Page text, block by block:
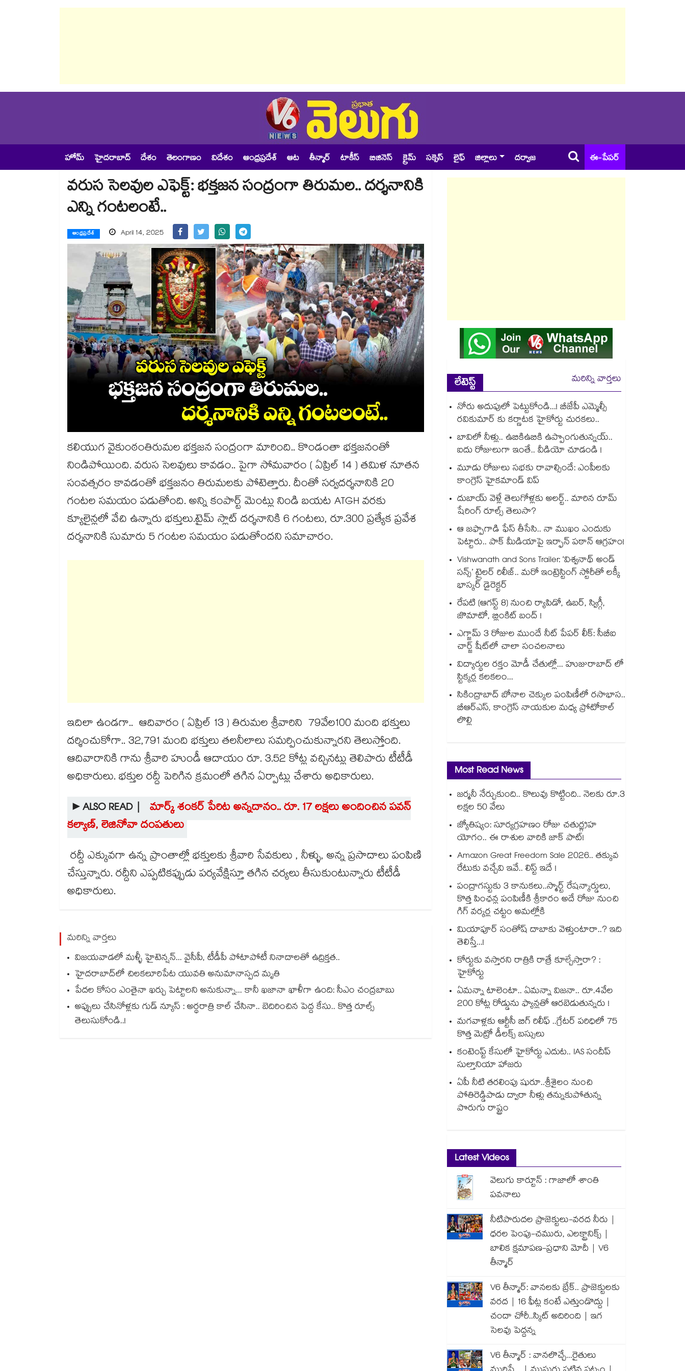
హోమ్ హైదరాబాద్ దేశం తెలంగాణం విదేశం ఆంధ్రప్రదేశ్ ఆట తీన్మార్ టాకీస్ బిజినెస్ క్రైమ్ సక్సెస్ లైఫ్ జిల్లాలు దర్వాజ ఈ-పేపర్
వరుస సెలవుల ఎఫెక్ట్: భక్తజన సంద్రంగా తిరుమల.. దర్శనానికి
ఎన్ని గంటలంటే..
ఆంధ్రప్రదేశ్ April 14, 2025
కలియుగ వైకుంఠంతిరుమల భక్తజన సంద్రంగా మారింది.. కొండంతా భక్తజనంతో
నిండిపోయింది. వరుస సెలవులు కావడం.. పైగా సోమవారం ( ఏప్రిల్ 14 ) తమిళ నూతన
సంవత్సరం కావడంతో భక్తజనం తిరుమలకు పోటెత్తారు. దీంతో సర్వదర్శనానికి 20
గంటల సమయం పడుతోంది. అన్ని కంపార్ట్ మెంట్లు నిండి బయట ATGH వరకు
క్యూలైన్లలో వేచి ఉన్నారు భక్తులు.టైమ్ స్లాట్ దర్శనానికి 6 గంటలు, రూ.300 ప్రత్యేక ప్రవేశ
దర్శనానికి సుమారు 5 గంటల సమయం పడుతోందని సమాచారం.
ఇదిలా ఉండగా.. ఆదివారం ( ఏప్రిల్ 13 ) తిరుమల శ్రీవారిని 79వేల100 మంది భక్తులు
దర్శించుకోగా.. 32,791 మంది భక్తులు తలనీలాలు సమర్పించుకున్నారని తెలుస్తోంది.
ఆదివారానికి గాను శ్రీవారి హుండీ ఆదాయం రూ. 3.52 కోట్ల వచ్చినట్లు తెలిపారు టీటీడీ
అధికారులు. భక్తుల రద్దీ పెరిగిన క్రమంలో తగిన ఏర్పాట్లు చేశారు అధికారులు.
►ALSO READ | మార్క్ శంకర్ పేరిట అన్నదానం.. రూ. 17 లక్షలు అందించిన పవన్
కల్యాణ్, లెజినోవా దంపతులు
రద్దీ ఎక్కువగా ఉన్న ప్రాంతాల్లో భక్తులకు శ్రీవారి సేవకులు , నీళ్ళు, అన్న ప్రసాదాలు పంపిణి
చేస్తున్నారు. రద్దీని ఎప్పటికప్పుడు పర్యవేక్షిస్తూ తగిన చర్యలు తీసుకుంటున్నారు టీటీడీ
అధికారులు.
మరిన్ని వార్తలు
విజయవాడలో మళ్ళీ హైటెన్షన్... వైసీపీ, టీడీపీ పోటాపోటీ నినాదాలతో ఉద్రిక్తత..
హైదరాబాద్‌లో చిలకలూరిపేట యువతి అనుమానాస్పద మృతి
పేదల కోసం ఎంతైనా ఖర్చు పెట్టాలని అనుకున్నా... కానీ ఖజానా ఖాళీగా ఉంది: సీఎం చంద్రబాబు
అప్పులు చేసినోళ్లకు గుడ్ న్యూస్ : అర్థరాత్రి కాల్ చేసినా.. బెదిరించిన పెద్ద కేసు.. కొత్త రూల్స్
తెలుసుకోండి..!
లేటెస్ట్
మరిన్ని వార్తలు
నోరు అదుపులో పెట్టుకోండి...! బీజేపీ ఎమ్మెల్సీ
రవికుమార్ కు కర్ణాటక హైకోర్టు చురకలు..
బావిలో నీళ్లు.. ఉబికిఉబికి ఉప్పొంగుతున్నయ్..
ఐదు రోజులుగా ఇంతే.. వీడియో చూడండి !
మూడు రోజులు సభకు రావాల్సిందే: ఎంపీలకు
కాంగ్రెస్ హైకమాండ్ విప్
దుబాయ్ వెళ్లే తెలుగోళ్లకు అలర్ట్.. మారిన రూమ్
షేరింగ్‌ రూల్స్ తెలుసా?
ఆ జఫ్పాగాడి ఫేస్ తీసేసి.. నా ముఖం ఎందుకు
పెట్టారు.. పాక్ మీడియాపై ఇర్ఫాన్ పఠాన్ ఆగ్రహం!
Vishwanath and Sons Trailer: ‘విశ్వనాథ్ అండ్
సన్స్’ ట్రైలర్ రిలీజ్.. మరో ఇంట్రెస్టింగ్ స్టోరీతో లక్కీ
భాస్కర్ డైరెక్టర్
రేపటి (ఆగస్ట్ 8) నుంచి ర్యాపిడో, ఉబర్, స్విగ్గీ,
జొమాటో, బ్లింకిట్ బంద్ !
ఎగ్జామ్ 3 రోజుల ముందే నీట్ పేపర్ లీక్: సీబీఐ
చార్జ్ షీట్‎లో చాలా సంచలనాలు
విద్యార్థుల రక్తం మోడీ చేతుల్లో... హుజురాబాద్ లో
స్టిక్కర్ల కలకలం...
సికింద్రాబాద్ బోనాల చెక్కుల పంపిణీలో రసాభాస..
బీఆర్ఎస్, కాంగ్రెస్ నాయకుల మధ్య ప్రోటోకాల్
లొల్లి
Most Read News
జర్మనీ నేర్చుకుంది.. కొలువు కొట్టింది.. నెలకు రూ.3
లక్షల 50 వేలు
జ్యోతిష్యం: సూర్యగ్రహణం రోజు చతుర్గ్రహ
యోగం.. ఈ రాశుల వారికి జాక్ పాట్!
Amazon Great Freedom Sale 2026.. తక్కువ
రేటుకు వచ్చేవి ఇవే.. లిస్ట్ ఇదే !
పంద్రాగస్టుకు 3 కానుకలు..స్మార్ట్ రేషన్కార్డులు,
కొత్త పింఛన్ల పంపిణీకి శ్రీకారం అదే రోజు నుంచి
గిగ్ వర్కర్ల చట్టం అమల్లోకి
మియాపూర్ సంతోష్ దాబాకు వెళ్తుంటారా..? ఇది
తెలిస్తే...!
కోర్టుకు వస్తారని రాత్రికి రాత్రే కూల్చేస్తారా? :
హైకోర్టు
ఏమన్నా టాలెంటా.. ఏమన్నా విజనా.. రూ.4వేల
200 కోట్ల రోడ్డును ఫ్యాన్లతో ఆరబెడుతున్నరు !
మగవాళ్లకు ఆర్టీసీ బిగ్ రిలీఫ్ ..గ్రేటర్ పరిధిలో 75
కొత్త మెట్రో డీలక్స్ బస్సులు
కంటెంప్ట్ కేసులో హైకోర్టు ఎదుట.. IAS సందీప్
సుల్తానియా హాజరు
ఏపీ నీటి తరలింపు షురూ..శ్రీశైలం నుంచి
పోతిరెడ్డిపాడు ద్వారా నీళ్లు తన్నుకుపోతున్న
పొరుగు రాష్ట్రం
Latest Videos
వెలుగు కార్టూన్ : గాజాలో శాంతి
పవనాలు
నీటిపారుదల ప్రాజెక్టులు-వరద నీరు |
ధరల పెంపు-చమురు, ఎలక్ట్రానిక్స్ |
బాలిక క్షమాపణ-ప్రధాని మోదీ | V6
తీన్మార్
V6 తీన్మార్: వానలకు బ్రేక్.. ప్రాజెక్టులకు
వరద | 16 ఫీట్ల కంటే ఎత్తుండొద్దు |
చందా చోరీ..స్కిట్ అదిరింది | ఇగ
సెలవు పెద్దన్న
V6 తీన్మార్ : వానలొచ్చే...రైతులు